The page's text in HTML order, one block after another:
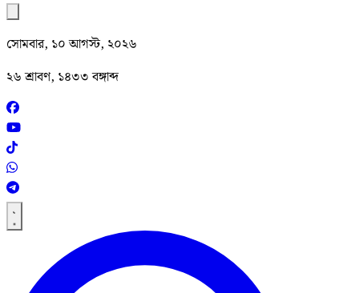
সোমবার, ১০ আগস্ট, ২০২৬
২৬ শ্রাবণ, ১৪৩৩ বঙ্গাব্দ